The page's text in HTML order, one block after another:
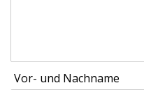
Vor- und Nachname